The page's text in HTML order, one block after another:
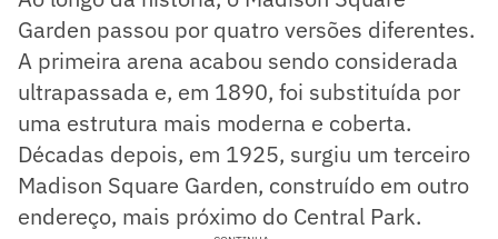
Garden passou por quatro versões diferentes.
A primeira arena acabou sendo considerada
ultrapassada e, em 1890, foi substituída por
uma estrutura mais moderna e coberta.
Décadas depois, em 1925, surgiu um terceiro
Madison Square Garden, construído em outro
endereço, mais próximo do Central Park.